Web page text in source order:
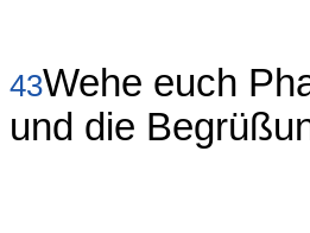
43Wehe euch
und die